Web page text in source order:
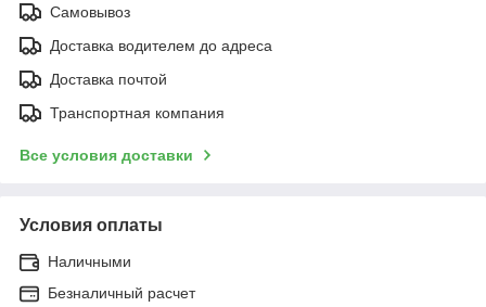
Самовывоз
Доставка водителем до адреса
Доставка почтой
Транспортная компания
Все условия доставки
Условия оплаты
Наличными
Безналичный расчет